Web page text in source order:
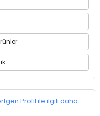
Profil ile ilgili daha